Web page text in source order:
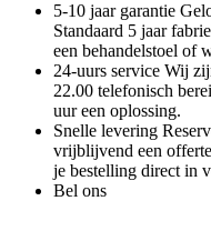
5-10 jaar garantie
Standaard 5 jaar
een behandelstoel of
24-uurs service Wij
22.00 telefonisch
uur een oplossing.
Snelle levering
vrijblijvend een
je bestelling direct in
Bel ons